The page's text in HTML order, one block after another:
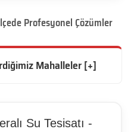
Profesyonel Çözümler
Mahalleler [+]
Su Tesisatı -